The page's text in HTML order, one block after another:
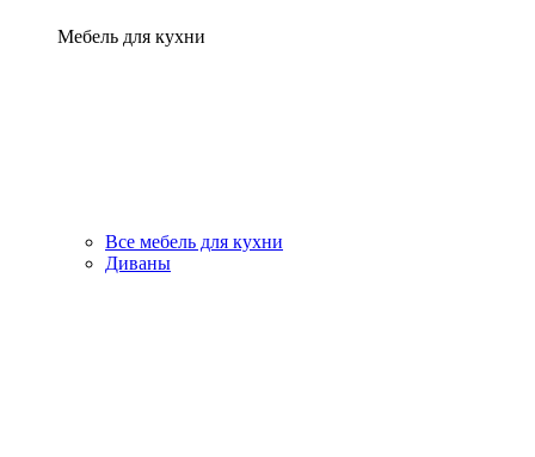
Мебель для кухни
Все мебель для кухни
Диваны